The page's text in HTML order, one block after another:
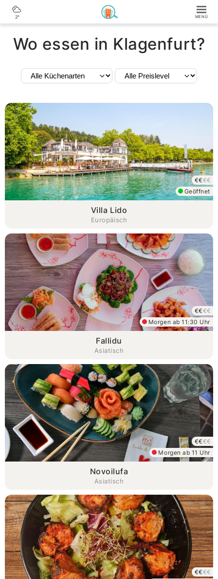
2°
Wo essen in Klagenfurt?
Villa Lido
Europäisch
Geöffnet
€€€€
Fallidu
Asiatisch
Morgen ab 11:30 Uhr
€€€€
Novoilufa
Asiatisch
Morgen ab 11 Uhr
€€€€
€€€€